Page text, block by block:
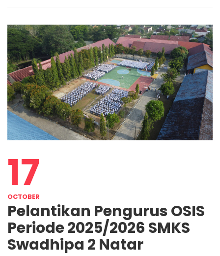
17
OCTOBER
Pelantikan Pengurus OSIS
Periode 2025/2026 SMKS
Swadhipa 2 Natar